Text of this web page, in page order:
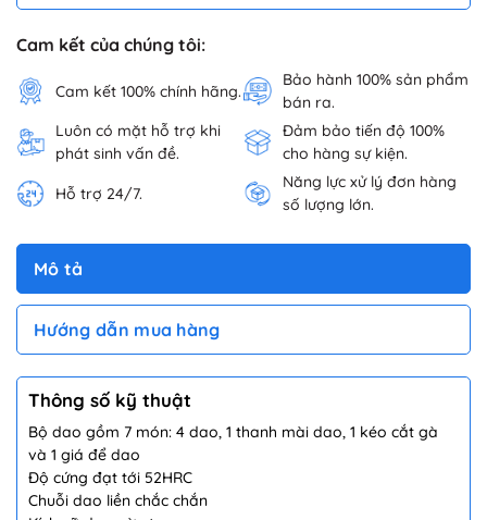
Cam kết của chúng tôi:
Cam kết 100% chính hãng.
Bảo hành 100% sản phẩm
bán ra.
Luôn có mặt hỗ trợ khi
phát sinh vấn đề.
Đảm bảo tiến độ 100%
cho hàng sự kiện.
Hỗ trợ 24/7.
Năng lực xử lý đơn hàng
số lượng lớn.
Mô tả
Hướng dẫn mua hàng
Thông số kỹ thuật
Bộ dao gồm 7 món: 4 dao, 1 thanh mài dao, 1 kéo cắt gà
và 1 giá để dao
Độ cứng đạt tới 52HRC
Chuỗi dao liền chắc chắn